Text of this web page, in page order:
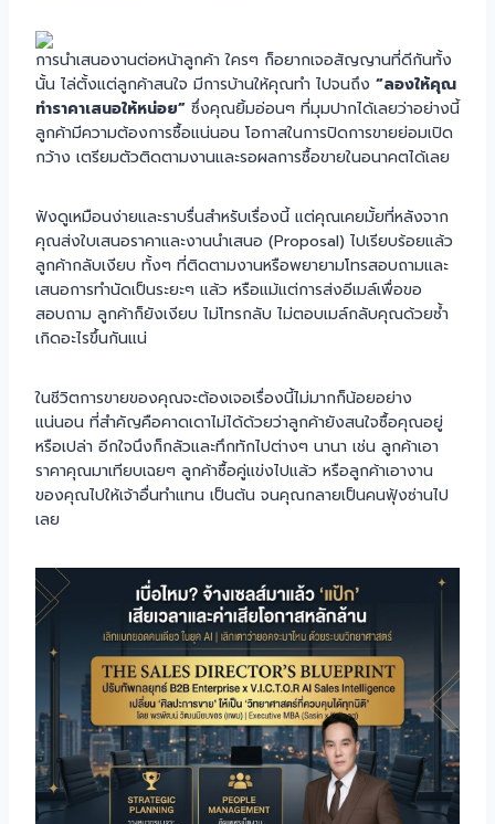
การนำเสนองานต่อหน้าลูกค้า ใครๆ ก็อยากเจอสัญญานที่ดีกันทั้ง
นั้น ไล่ตั้งแต่ลูกค้าสนใจ มีการบ้านให้คุณทำ ไปจนถึง “ลองให้คุณ
ทำราคาเสนอให้หน่อย” ซึ่งคุณยิ้มอ่อนๆ ที่มุมปากได้เลยว่าอย่างนี้
ลูกค้ามีความต้องการซื้อแน่นอน โอกาสในการปิดการขายย่อมเปิด
กว้าง เตรียมตัวติดตามงานและรอผลการซื้อขายในอนาคตได้เลย
ฟังดูเหมือนง่ายและราบรื่นสำหรับเรื่องนี้ แต่คุณเคยมั้ยที่หลังจาก
คุณส่งใบเสนอราคาและงานนำเสนอ (Proposal) ไปเรียบร้อยแล้ว
ลูกค้ากลับเงียบ ทั้งๆ ที่ติดตามงานหรือพยายามโทรสอบถามและ
เสนอการทำนัดเป็นระยะๆ แล้ว หรือแม้แต่การส่งอีเมล์เพื่อขอ
สอบถาม ลูกค้าก็ยังเงียบ ไม่โทรกลับ ไม่ตอบเมล์กลับคุณด้วยซ้ำ
เกิดอะไรขึ้นกันแน่
ในชีวิตการขายของคุณจะต้องเจอเรื่องนี้ไม่มากก็น้อยอย่าง
แน่นอน ที่สำคัญคือคาดเดาไม่ได้ด้วยว่าลูกค้ายังสนใจซื้อคุณอยู่
หรือเปล่า อีกใจนึงก็กลัวและทึกทักไปต่างๆ นานา เช่น ลูกค้าเอา
ราคาคุณมาเทียบเฉยๆ ลูกค้าซื้อคู่แข่งไปแล้ว หรือลูกค้าเอางาน
ของคุณไปให้เจ้าอื่นทำแทน เป็นต้น จนคุณกลายเป็นคนฟุ้งซ่านไป
เลย